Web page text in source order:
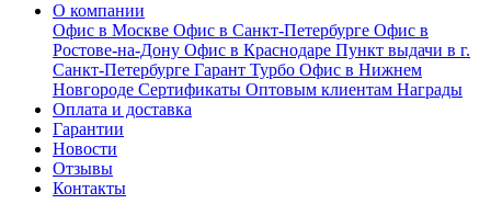
О компании
Офис в Москве Офис в Санкт-Петербурге Офис в
Ростове-на-Дону Офис в Краснодаре Пункт выдачи в г.
Санкт-Петербурге Гарант Турбо Офис в Нижнем
Новгороде Сертификаты Оптовым клиентам Награды
Оплата и доставка
Гарантии
Новости
Отзывы
Контакты